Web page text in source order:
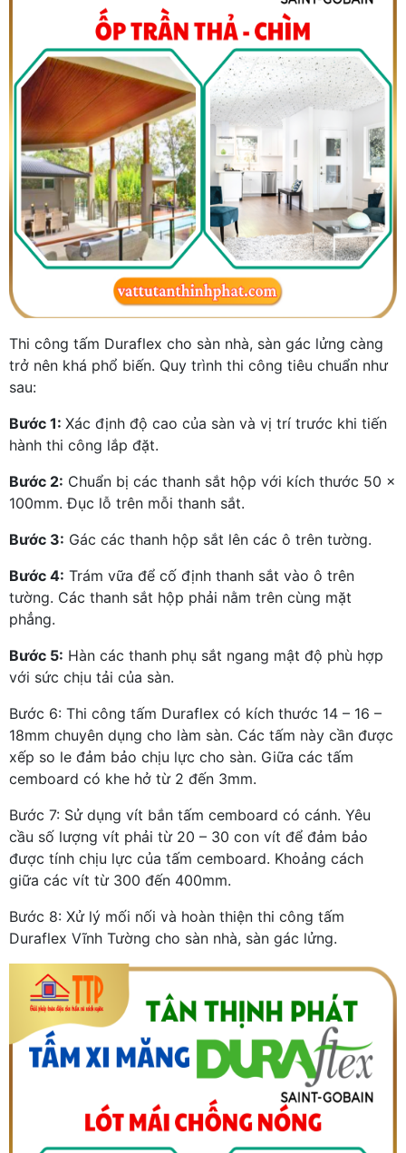
Thi công tấm Duraflex cho sàn nhà, sàn gác lửng càng
trở nên khá phổ biến. Quy trình thi công tiêu chuẩn như
sau:
Bước 1: Xác định độ cao của sàn và vị trí trước khi tiến
hành thi công lắp đặt.
Bước 2: Chuẩn bị các thanh sắt hộp với kích thước 50 x
100mm. Đục lỗ trên mỗi thanh sắt.
Bước 3: Gác các thanh hộp sắt lên các ô trên tường.
Bước 4: Trám vữa để cố định thanh sắt vào ô trên
tường. Các thanh sắt hộp phải nằm trên cùng mặt
phẳng.
Bước 5: Hàn các thanh phụ sắt ngang mật độ phù hợp
với sức chịu tải của sàn.
Bước 6: Thi công tấm Duraflex có kích thước 14 – 16 –
18mm chuyên dụng cho làm sàn. Các tấm này cần được
xếp so le đảm bảo chịu lực cho sàn. Giữa các tấm
cemboard có khe hở từ 2 đến 3mm.
Bước 7: Sử dụng vít bắn tấm cemboard có cánh. Yêu
cầu số lượng vít phải từ 20 – 30 con vít để đảm bảo
được tính chịu lực của tấm cemboard. Khoảng cách
giữa các vít từ 300 đến 400mm.
Bước 8: Xử lý mối nối và hoàn thiện thi công tấm
Duraflex Vĩnh Tường cho sàn nhà, sàn gác lửng.